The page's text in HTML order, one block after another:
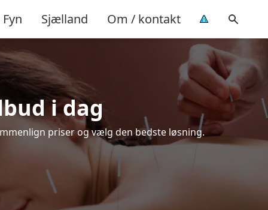
Fyn Sjælland Om / kontakt
i dag
priser og vælg den bedste løsning.